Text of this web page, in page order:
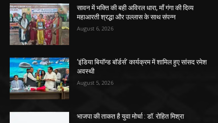
सावन में भक्ति की बही अविरल धारा, माँ गंगा की दिव्य
महाआरती श्रद्धा और उल्लास के साथ संपन्न
August 6, 2026
‘इंडिया बियॉन्ड बॉर्डर्स’ कार्यक्रम में शामिल हुए सांसद रमेश
अवस्थी
August 5, 2026
भाजपा की ताकत है युवा मोर्चा : डॉ. रोहित मिश्रा